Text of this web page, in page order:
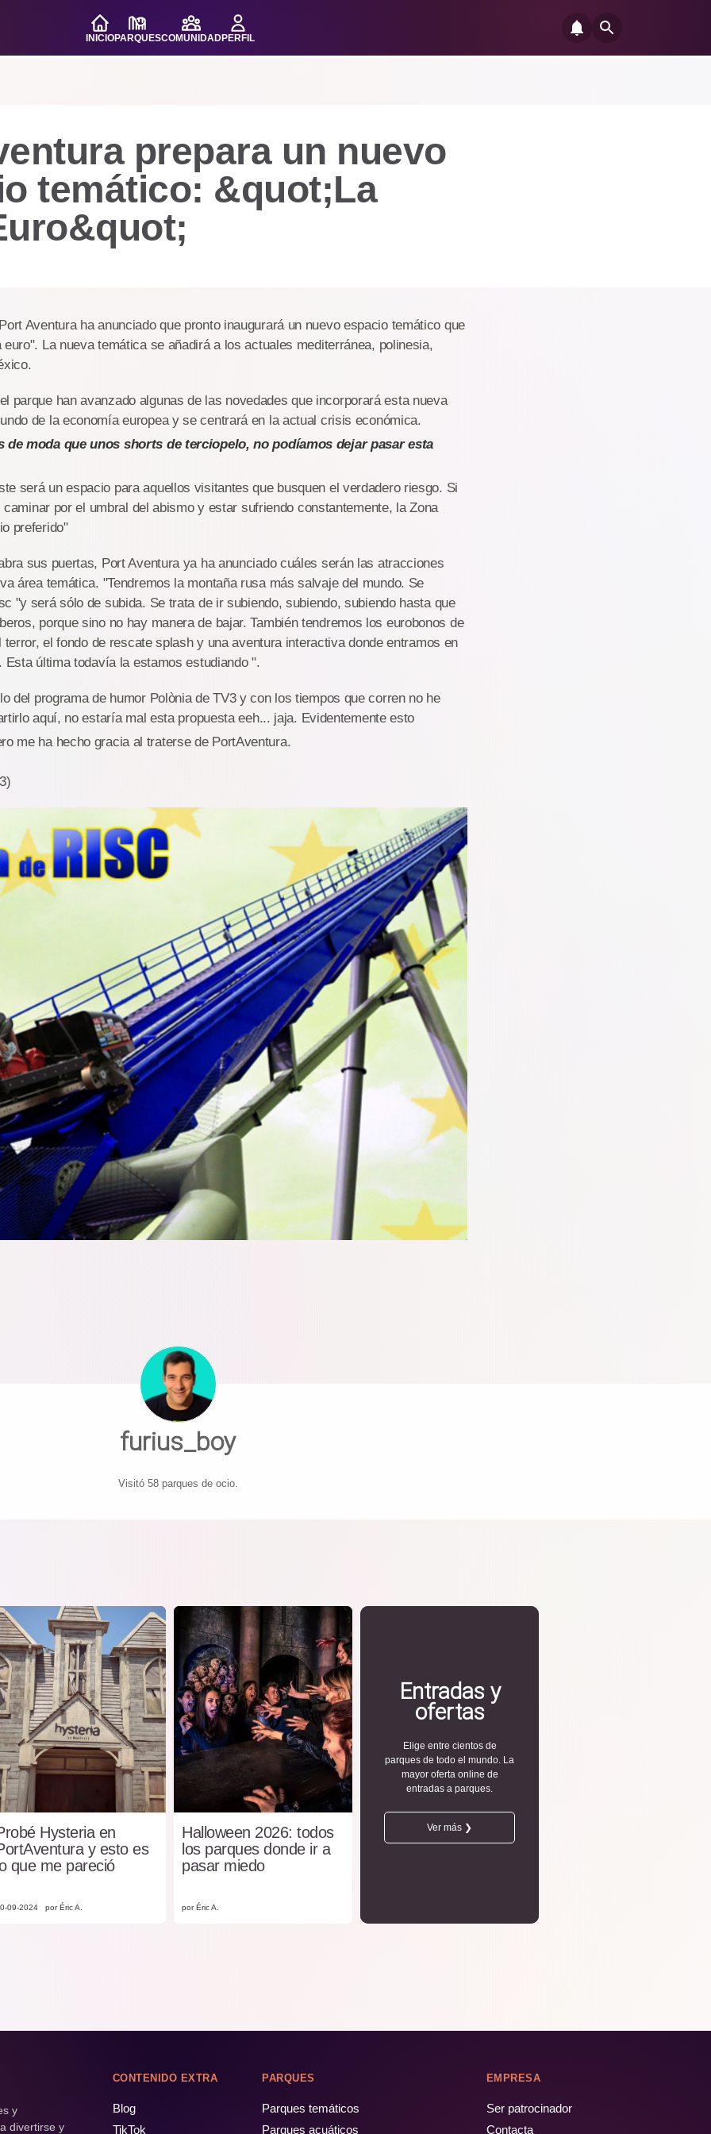
INICIOPARQUESCOMUNIDADPERFIL
prepara un nuevo
temático: &quot;La
Aventura ha anunciado que pronto inaugurará un nuevo espacio temático que
La nueva temática se añadirá a los actuales mediterránea, polinesia,
parque han avanzado algunas de las novedades que incorporará esta nueva
de la economía europea y se centrará en la actual crisis económica.
de moda que unos shorts de terciopelo, no podíamos dejar pasar esta
será un espacio para aquellos visitantes que busquen el verdadero riesgo. Si
por el umbral del abismo y estar sufriendo constantemente, la Zona
preferido"
sus puertas, Port Aventura ya ha anunciado cuáles serán las atracciones
área temática. "Tendremos la montaña rusa más salvaje del mundo. Se
"y será sólo de subida. Se trata de ir subiendo, subiendo, subiendo hasta que
porque sino no hay manera de bajar. También tendremos los eurobonos de
terror, el fondo de rescate splash y una aventura interactiva donde entramos en
Esta última todavía la estamos estudiando ".
del programa de humor Polònia de TV3 y con los tiempos que corren no he
aquí, no estaría mal esta propuesta eeh... jaja. Evidentemente esto
me ha hecho gracia al traterse de PortAventura.
furius_boy
Visitó 58 parques de ocio.
Hysteria en
y esto es
que me pareció
09-2024 por Éric A.
Halloween 2026: todos
los parques donde ir a
pasar miedo
por Éric A.
Entradas y
ofertas
Elige entre cientos de
parques de todo el mundo. La
mayor oferta online de
entradas a parques.
Ver más ❯
y
divertirse y
CONTENIDO EXTRA
Blog
TikTok
PARQUES
Parques temáticos
Parques acuáticos
EMPRESA
Ser patrocinador
Contacta